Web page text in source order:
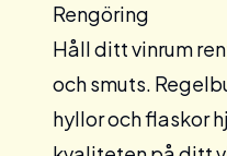
Rengöring
Håll ditt vinrum
och smuts.
hyllor och flaskor